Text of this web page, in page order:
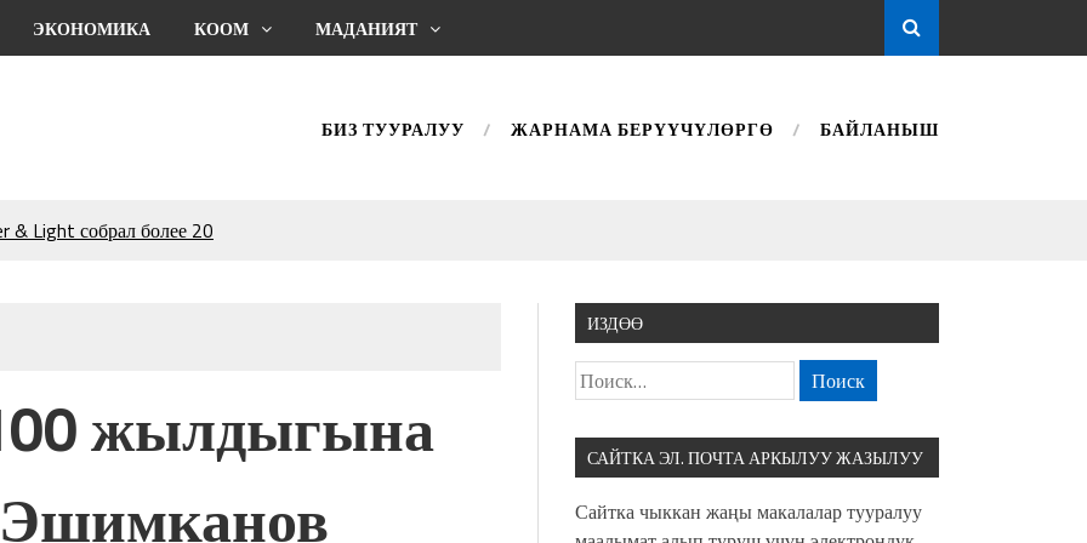
ЭКОНОМИКА КООМ МАДАНИЯТ
БИЗ ТУУРАЛУУ ЖАРНАМА БЕРҮҮЧҮЛӨРГӨ БАЙЛАНЫШ
& Light собрал более 20
шоу
Central Park
сыймык жана чоң
жылдыгына
ИЗДӨӨ
САЙТКА ЭЛ. ПОЧТА АРКЫЛУУ ЖАЗЫЛУУ
Сайтка чыккан жаңы макалалар тууралуу